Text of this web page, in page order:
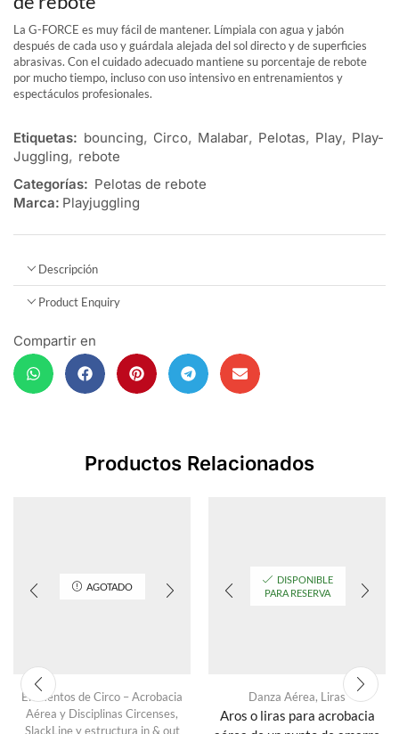
La G-FORCE es muy fácil de mantener. Límpiala con agua y jabón
después de cada uso y guárdala alejada del sol directo y de superficies
abrasivas. Con el cuidado adecuado mantiene su porcentaje de rebote
por mucho tiempo, incluso con uso intensivo en entrenamientos y
espectáculos profesionales.
Etiquetas: bouncing, Circo, Malabar, Pelotas, Play, Play-
Juggling, rebote
Categorías: Pelotas de rebote
Marca: Playjuggling
Descripción
Product Enquiry
Compartir en
Productos Relacionados
AGOTADO
Elementos de Circo – Acrobacia
Aérea y Disciplinas Circenses,
SlackLine y estructura in & out
DISPONIBLE
PARA RESERVA
Danza Aérea, Liras
Aros o liras para acrobacia